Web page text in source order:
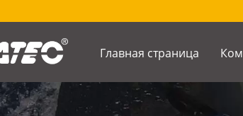
Главная страница